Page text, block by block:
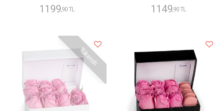
1199 ,90 TL 1149 ,90 TL
Tükendi